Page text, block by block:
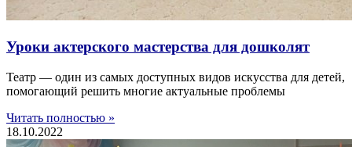
Уроки актерского мастерства для дошколят
Театр — один из самых доступных видов искусства для детей,
помогающий решить многие актуальные проблемы
Читать полностью »
18.10.2022